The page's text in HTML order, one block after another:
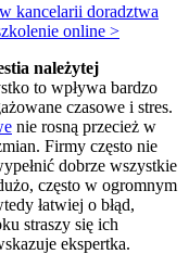
kancelarii doradztwa
online >
należytej
to wpływa bardzo
czasowe i stres.
nie rosną przecież w
Firmy często nie
dobrze wszystkie
często w ogromnym
łatwiej o błąd,
straszy się ich
ekspertka.